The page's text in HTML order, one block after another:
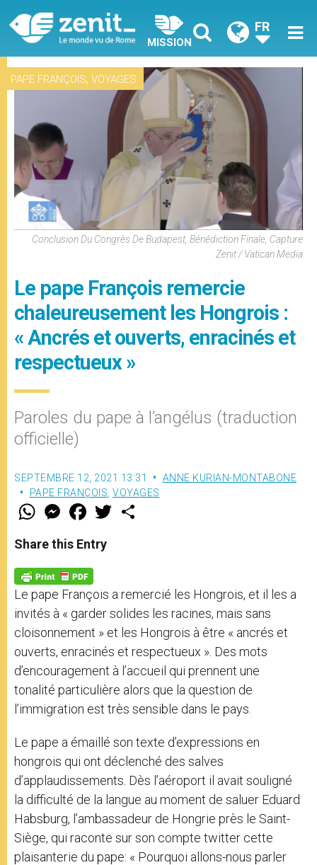
MISSION
FR
PAPE FRANÇOIS, VOYAGES
Conclusion Du Congrès De Budapest, Bénédiction Finale, Capture
Zenit / Vatican Media
Le pape François remercie
chaleureusement les Hongrois :
« Ancrés et ouverts, enracinés et
respectueux »
Paroles du pape à l’angélus (traduction
officielle)
SEPTEMBRE 12, 2021 13:31
ANNE KURIAN-MONTABONE
PAPE FRANÇOIS VOYAGES
W
t
s
p
p
M
e
s
e
g
e
r
F
a
e
b
o
k
w
Share this Entry
Le pape François a remercié les Hongrois, et il les a
invités à « garder solides les racines, mais sans
cloisonnement » et les Hongrois à être « ancrés et
ouverts, enracinés et respectueux ». Des mots
d’encouragement à l’accueil qui prennent une
tonalité particulière alors que la question de
l’immigration est très sensible dans le pays.
Le pape a émaillé son texte d’expressions en
hongrois qui ont déclenché des salves
d’applaudissements. Dès l’aéroport il avait souligné
la difficulté de la langue au moment de saluer Eduard
Habsburg, l’ambassadeur de Hongrie près le Saint-
Siège, qui raconte sur son compte twitter cette
plaisanterie du pape: « Pourquoi allons-nous parler